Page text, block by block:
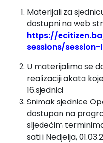
Materijali za
dostupni na web
https://
sessions/session-
U materijalima se
realizaciji akata
16.sjednici
Snimak sjednice
dostupan na
sljedećim
sati i Nedjelja,